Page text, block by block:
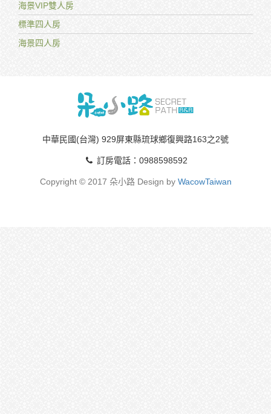
海景VIP雙人房
標準四人房
海景四人房
中華民國(台灣) 929屏東縣琉球鄉復興路163之2號
訂房電話：0988598592
Copyright © 2017 朵小路 Design by WacowTaiwan